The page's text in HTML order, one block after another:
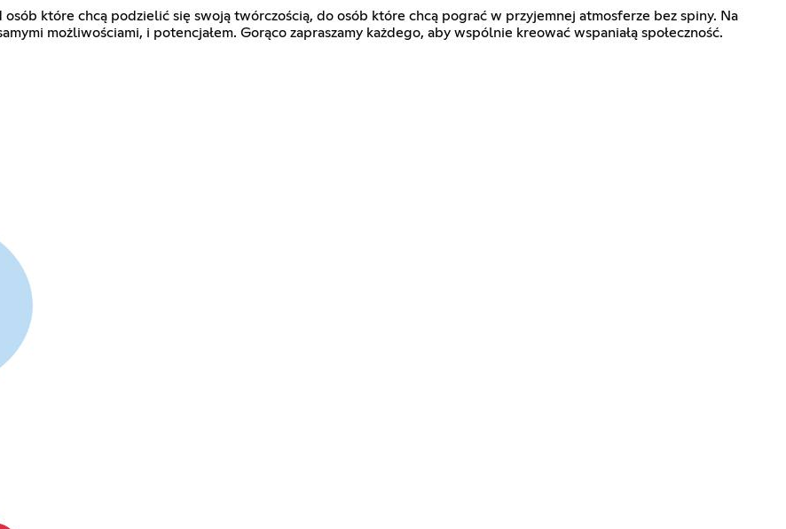
które chcą podzielić się swoją twórczością, do osób które chcą pograć w przyjemnej atmosferze bez spiny. Na
możliwościami, i potencjałem. Gorąco zapraszamy każdego, aby wspólnie kreować wspaniałą społeczność.